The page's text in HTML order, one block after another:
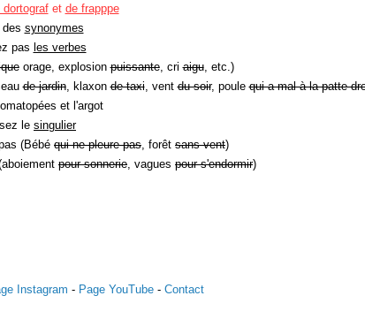
dortografet de frapppe
synonymes
pas les verbes
orage, explosionpuissante, criaigu, etc.)
de jardin, klaxonde taxi, ventdu soir, poulequi a mal à la patte
et l'argot
le singulier
(Bébé qui ne pleure pas , forêt sans vent)
pour sonnerie , vagues pour s'endormir)
Instagram - Page YouTube- Contact